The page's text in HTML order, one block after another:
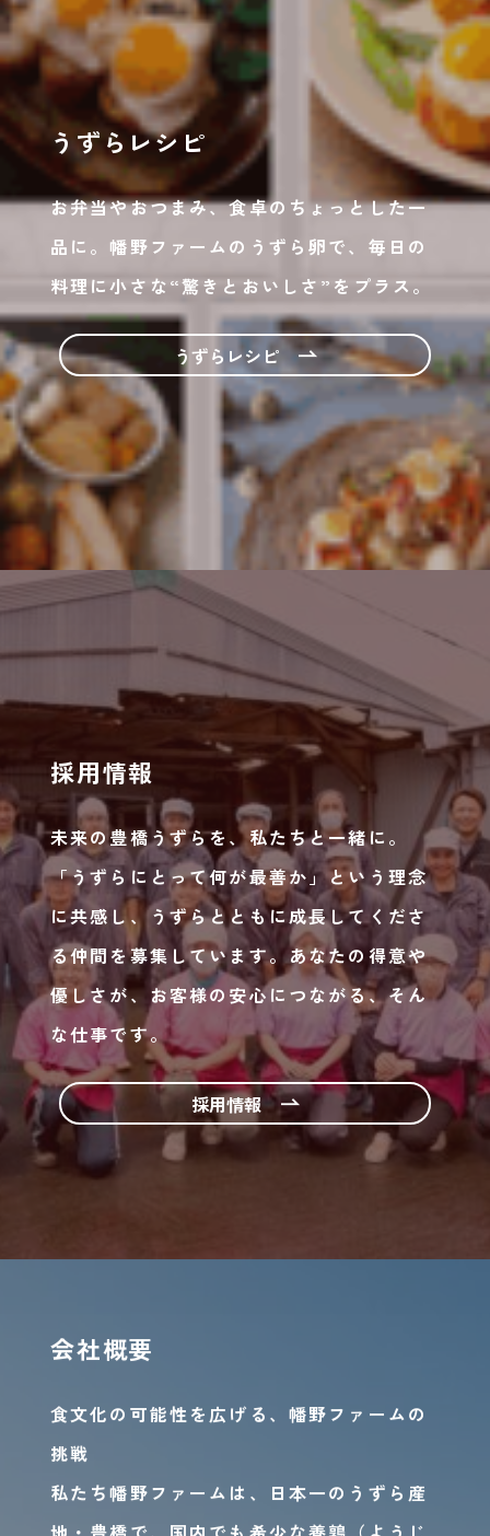
うずらレシピ
お弁当やおつまみ、食卓のちょっとした一
品に。 幡野 ファームのうずら卵で、毎日の
料理に小さな“驚きとおいしさ”をプラス。
うずらレシピ
採用情報
未来の豊橋うずらを、私たちと一緒に。
「うずらにとって何が最善か」という理念
に共感し、うずらとともに成長してくださ
る仲間を募集しています。あなたの得意や
優しさが、お客様の安心につながる、そん
な仕事です。
採用情報
会社概要
食文化の可能性を広げる、幡野ファームの
挑戦
私たち幡野ファームは、日本一のうずら産